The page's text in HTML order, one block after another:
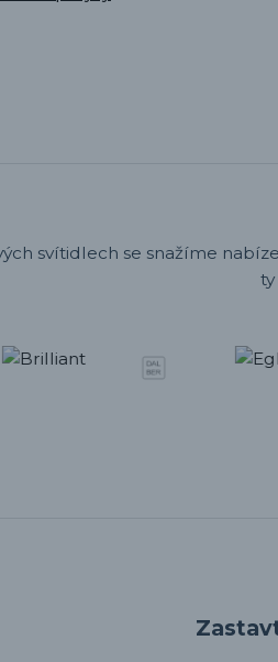
svítidlech se snažíme